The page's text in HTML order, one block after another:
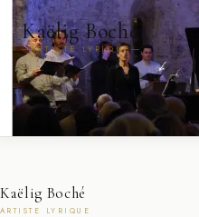
Kaëlig Boché
ARTISTE LYRIQUE
Kaëlig Boché
ARTISTE LYRIQUE